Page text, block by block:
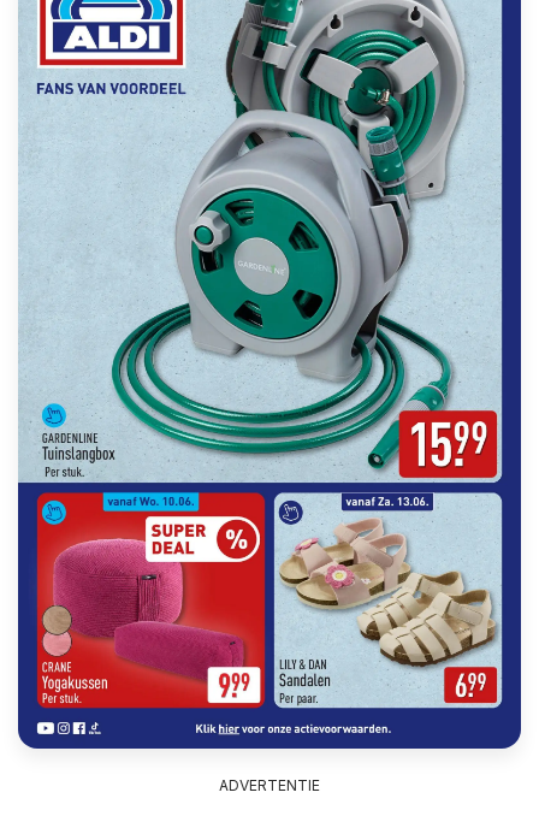
ADVERTENTIE